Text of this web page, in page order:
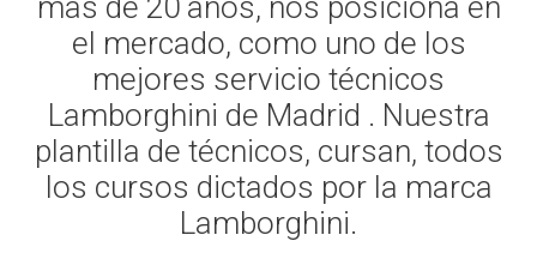
mas de 20 años, nos posiciona en
el mercado, como uno de los
mejores servicio técnicos
Lamborghini de Madrid . Nuestra
plantilla de técnicos, cursan, todos
los cursos dictados por la marca
Lamborghini.